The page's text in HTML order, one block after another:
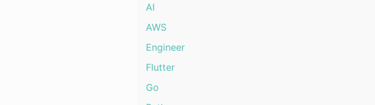
AI
AWS
Engineer
Flutter
Go